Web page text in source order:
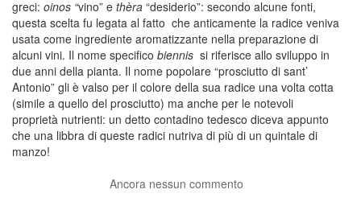
greci: oinos “vino” e thèra “desiderio”: secondo alcune fonti,
questa scelta fu legata al fatto che anticamente la radice veniva
usata come ingrediente aromatizzante nella preparazione di
alcuni vini. Il nome specifico biennis si riferisce allo sviluppo in
due anni della pianta. Il nome popolare “prosciutto di sant’
Antonio” gli è valso per il colore della sua radice una volta cotta
(simile a quello del prosciutto) ma anche per le notevoli
proprietà nutrienti: un detto contadino tedesco diceva appunto
che una libbra di queste radici nutriva di più di un quintale di
manzo!
Ancora nessun commento